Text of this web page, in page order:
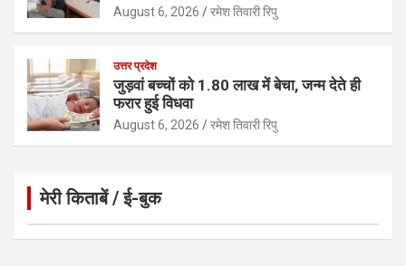
August 6, 2026 रमेश तिवारी रिपु
उत्तर प्रदेश
जुड़वां बच्चों को 1.80 लाख में बेचा, जन्म देते ही
फरार हुई विधवा
August 6, 2026 रमेश तिवारी रिपु
मेरी किताबें / ई-बुक
Click to Open Page